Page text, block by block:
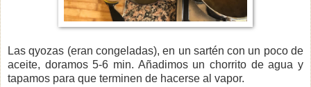
Las qyozas (eran congeladas), en un sartén con un poco de
aceite, doramos 5-6 min. Añadimos un chorrito de agua y
tapamos para que terminen de hacerse al vapor.